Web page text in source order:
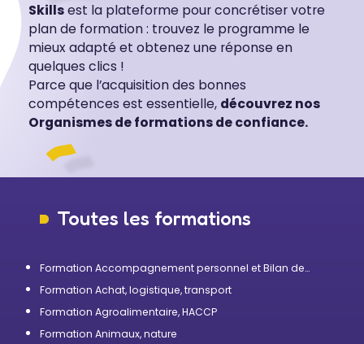
Skillsest la plateforme pour concrétiser votre
plan de formation : trouvez le programme le
mieux adapté et obtenez une réponse en
quelques clics !
Parce que l’acquisition des bonnes
compétences est essentielle, découvrez nos
Organismes de formations de confiance.
Toutes les formations
Formation Accompagnement personnel et Bilan de
Formation Achat, logistique, transport
Formation Agroalimentaire, HACCP
Formation Animaux, nature